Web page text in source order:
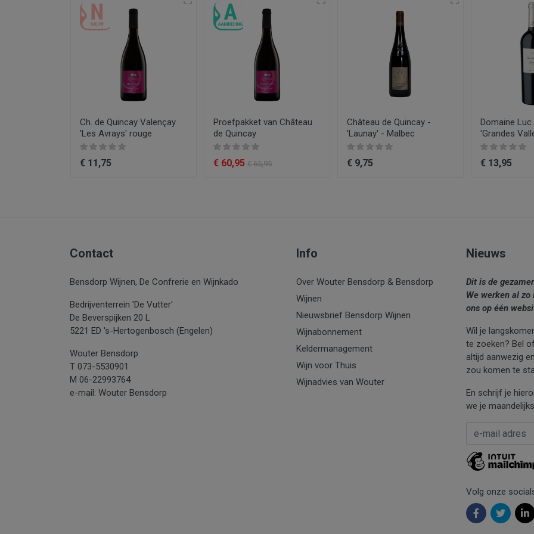
Producent
Château Penin
Kleur
Rood
Type product
Wijn
Inhoud
0.75
Aanbiedingen
Nieuw
Ch. de Quincay Valençay
'Les Avrays' rouge
€ 11,75
Proefpakket van Château
de Quincay
€ 60,95 € 65,95
Château de Quincay -
'Launay' - Malbec
€ 9,75
Domaine Luc
'Grandes
€ 13,95
Contact
Bensdorp Wijnen, De Confrerie en Wijnkado
Bedrijventerrein 'De Vutter'
De Beverspijken 20 L
5221 ED 's-Hertogenbosch (Engelen)
Wouter Bensdorp
T 073-5530901
M 06-22993764
e-mail: Wouter Bensdorp
Info
Over Wouter Bensdorp & Bensdorp
Wijnen
Nieuwsbrief Bensdorp Wijnen
Wijnabonnement
Keldermanagement
Wijn voor Thuis
Wijnadvies van Wouter
Nieuws
Dit is de
We werken al
ons op één
Wil je
te zoeken? Bel
altijd aanwezig
zou komen te
En schrijf je
we je
E-mail Adres
Volg onze